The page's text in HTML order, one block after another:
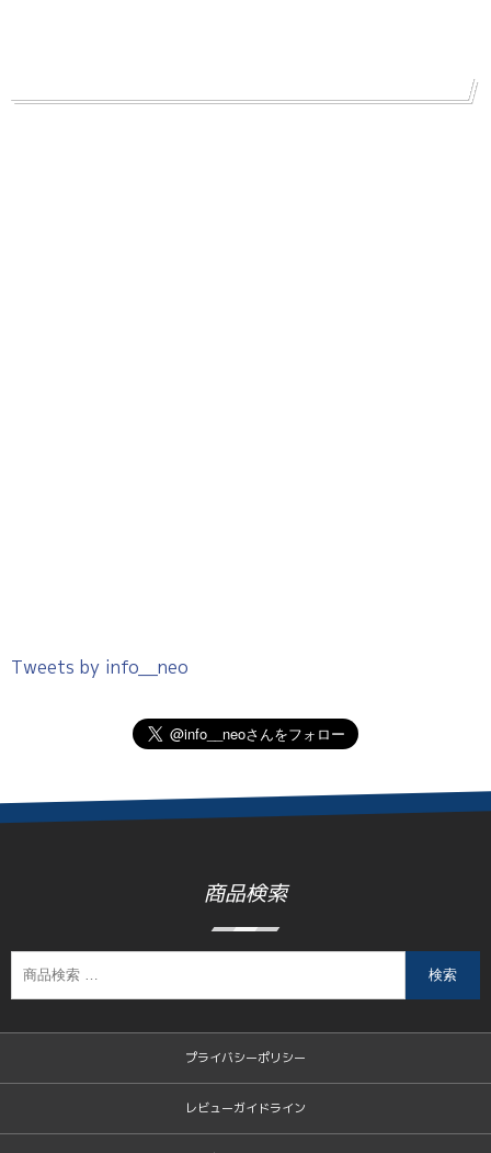
Tweets by info__neo
商品検索
検索
プライバシーポリシー
レビューガイドライン